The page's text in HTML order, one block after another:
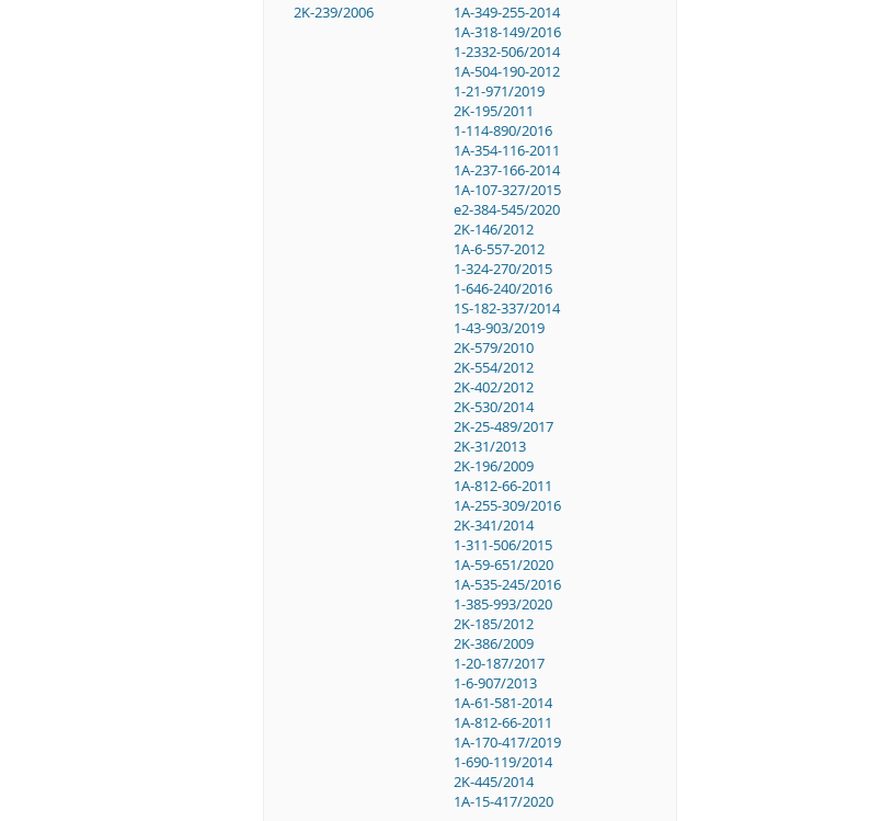
2K-239/2006
1A-349-255-2014
1A-318-149/2016
1-2332-506/2014
1A-504-190-2012
1-21-971/2019
2K-195/2011
1-114-890/2016
1A-354-116-2011
1A-237-166-2014
1A-107-327/2015
e2-384-545/2020
2K-146/2012
1A-6-557-2012
1-324-270/2015
1-646-240/2016
1S-182-337/2014
1-43-903/2019
2K-579/2010
2K-554/2012
2K-402/2012
2K-530/2014
2K-25-489/2017
2K-31/2013
2K-196/2009
1A-812-66-2011
1A-255-309/2016
2K-341/2014
1-311-506/2015
1A-59-651/2020
1A-535-245/2016
1-385-993/2020
2K-185/2012
2K-386/2009
1-20-187/2017
1-6-907/2013
1A-61-581-2014
1A-812-66-2011
1A-170-417/2019
1-690-119/2014
2K-445/2014
1A-15-417/2020